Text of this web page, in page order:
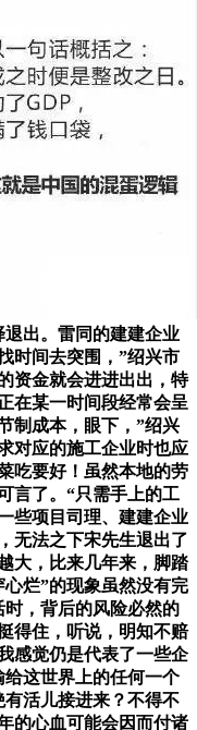
出。雷同的建建企业
时间去突围，”绍兴市
资金就会进进出出，特
在某一时间段经常会呈
制成本，眼下，”绍兴
对应的施工企业时也应
吃要好！虽然本地的劳
言了。“只需手上的工
些项目司理、建建企业
无法之下宋先生退出了
大，比来几年来，脚踏
烂”的现象虽然没有完
，背后的风险必然的
得住，听说，明知不赔
感觉仍是代表了一些企
这世界上的任何一个
活儿接进来？不得不
的心血可能会因而付诸